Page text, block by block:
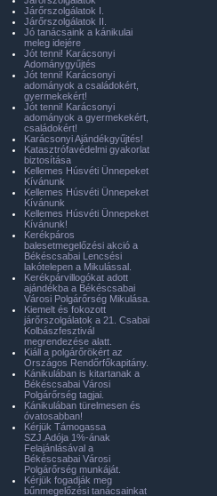
Járőrszolgálatok I.
Járőrszolgálatok II.
Jó tanácsaink a kánikulai
meleg idejére
Jót tenni! Karácsonyi
Adománygyűjtés
Jót tenni! Karácsonyi
adományok a családokért,
gyermekekért!
Jót tenni! Karácsonyi
adományok a gyermekekért,
családokért!
Karácsonyi Ajándékgyűjtés!
Katasztrófavédelmi gyakorlat
biztosítása
Kellemes Húsvéti Ünnepeket
Kívánunk
Kellemes Húsvéti Ünnepeket
Kívánunk
Kellemes Húsvéti Ünnepeket
Kívánunk!
Kerékpáros
balesetmegelőzési akció a
Békéscsabai Lencsési
lakótelepen a Mikulással.
Kerékpárvillogókat adott
ajándékba a Békéscsabai
Városi Polgárőrség Mikulása.
Kiemelt és fokozott
járőrszolgálatok a 21. Csabai
Kolbászfesztivál
megrendezése alatt.
Kiáll a polgárőrökért az
Országos Rendőrfőkapitány.
Kánikulában is kitartanak a
Békéscsabai Városi
Polgárőrség tagjai.
Kánikulában türelmesen és
óvatosabban!
Kérjük Támogassa
SZJ.Adója 1%-ának
Felajánlásával a
Békéscsabai Városi
Polgárőrség munkáját.
Kérjük fogadják meg
bűnmegelőzési tanácsainkat